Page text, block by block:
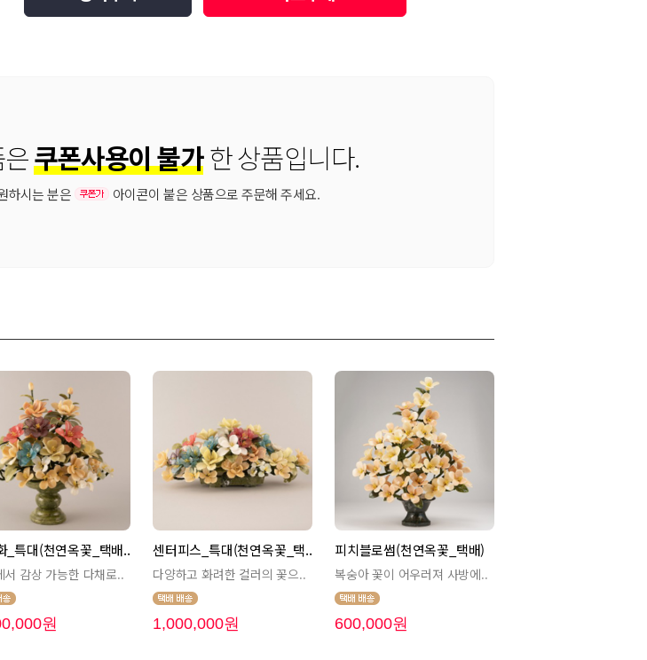
은쿠폰사용이 불가한 상품입니다.
하시는 분은 아이콘이 붙은 상품으로 주문해 주세요.
_특대(천연옥꽃_택배..
서 감상 가능한 다채로..
원
센터피스_특대(천연옥꽃_택..
다양하고 화려한 컬러의 꽃으..
1,000,000원
피치블로썸(천연옥꽃_택배)
복숭아 꽃이 어우러져 사방에..
600,000원